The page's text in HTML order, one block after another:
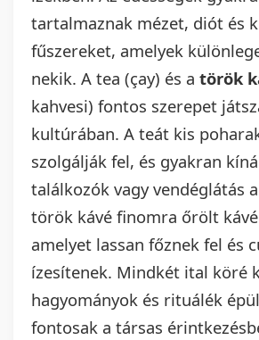
tartalmaznak mézet, diót és
fűszereket, amelyek
nekik. A tea (çay) és a török
kahvesi) fontos szerepet
kultúrában. A teát kis
szolgálják fel, és gyakran
találkozók vagy vendéglátás
török kávé finomra őrölt
amelyet lassan főznek fel és
ízesítenek. Mindkét ital köré
hagyományok és rituálék
fontosak a társas